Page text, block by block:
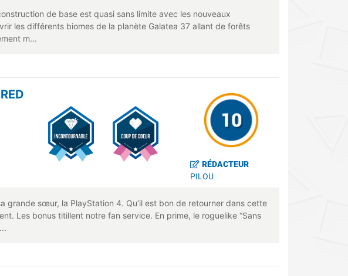
de base est quasi sans limite avec les nouveaux
les différents biomes de la planète Galatea 37 allant de forêts
m...
RÉDACTEUR
PILOU
grande sœur, la PlayStation 4. Qu’il est bon de retourner dans cette
Les bonus titillent notre fan service. En prime, le roguelike “Sans